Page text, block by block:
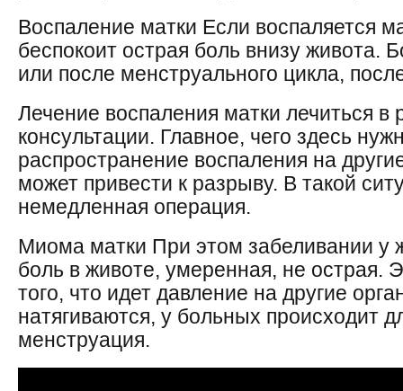
Воспаление матки Если воспаляется
беспокоит острая боль внизу живота.
или после менструального цикла,
Лечение воспаления матки лечиться в
консультации. Главное, чего здесь
распространение воспаления на
может привести к разрыву. В такой
немедленная операция.
Миома матки При этом забеливании у
боль в животе, умеренная, не острая.
того, что идет давление на другие
натягиваются, у больных происходит
менструация.